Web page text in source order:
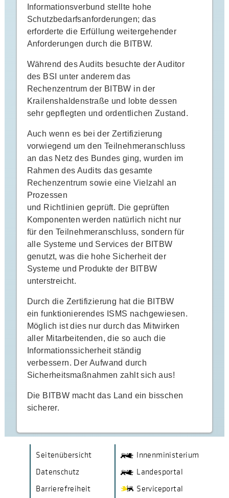
Informationsverbund stellte hohe
Schutzbedarfsanforderungen; das
erforderte die Erfüllung weitergehender
Anforderungen durch die BITBW.
Während des Audits besuchte der Auditor
des BSI unter anderem das
Rechenzentrum der BITBW in der
Krailenshaldenstraße und lobte dessen
sehr gepflegten und ordentlichen Zustand.
Auch wenn es bei der Zertifizierung
vorwiegend um den Teilnehmeranschluss
an das Netz des Bundes ging, wurden im
Rahmen des Audits das gesamte
Rechenzentrum sowie eine Vielzahl an
Prozessen
und Richtlinien geprüft. Die geprüften
Komponenten werden natürlich nicht nur
für den Teilnehmeranschluss, sondern für
alle Systeme und Services der BITBW
genutzt, was die hohe Sicherheit der
Systeme und Produkte der BITBW
unterstreicht.
Durch die Zertifizierung hat die BITBW
ein funktionierendes ISMS nachgewiesen.
Möglich ist dies nur durch das Mitwirken
aller Mitarbeitenden, die so auch die
Informationssicherheit ständig
verbessern. Der Aufwand durch
Sicherheitsmaßnahmen zahlt sich aus!
Die BITBW macht das Land ein bisschen
sicherer.
F
o
Seitenübersicht
Datenschutz
Barrierefreiheit
Innenministerium
Landesportal
Serviceportal